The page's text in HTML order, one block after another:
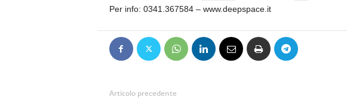
Per info: 0341.367584 – www.deepspace.it
Articolo precedente